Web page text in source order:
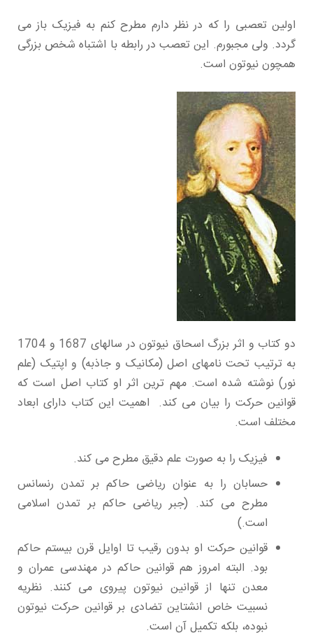
اولین تعصبی را که در نظر دارم مطرح کنم به فیزیک باز می
گردد. ولی مجبورم. این تعصب در رابطه با اشتباه شخص بزرگی
همچون نیوتون است.
دو کتاب و اثر بزرگ اسحاق نیوتون در سالهای 1687 و 1704
به ترتیب تحت نامهای اصل (مکانیک و جاذبه) و اپتیک (علم
نور) نوشته شده است. مهم ترین اثر او کتاب اصل است که
قوانین حرکت را بیان می کند. اهمیت این کتاب دارای ابعاد
مختلف است.
فیزیک را به صورت علم دقیق مطرح می کند.
حسابان را به عنوان ریاضی حاکم بر تمدن رنسانس
مطرح می کند. (جبر ریاضی حاکم بر تمدن اسلامی
است.)
قوانین حرکت او بدون رقیب تا اوایل قرن بیستم حاکم
بود. البته امروز هم قوانین حاکم در مهندسی عمران و
معدن تنها از قوانین نیوتون پیروی می کنند. نظریه
نسبیت خاص انشتاین تضادی بر قوانین حرکت نیوتون
نبوده، بلکه تکمیل آن است.